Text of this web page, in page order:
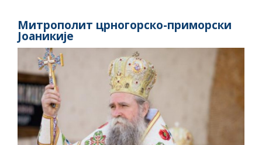
Митрополит црногорско-приморски
Јоаникије